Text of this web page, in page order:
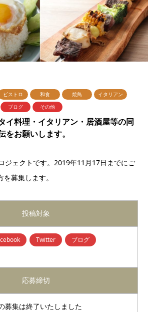
ビストロ 和食 焼鳥
イタリアン
ブログ その他
イ料理・イタリアン・居酒屋等の同
をお願いします。
ジェクトです。2019年11月17日までにご
募集します。
投稿対象
Twitter
ブログ
応募締切
募集は終了いたしました